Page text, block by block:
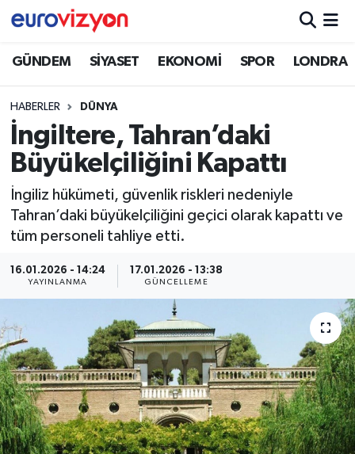
GÜNDEM SİYASET EKONOMİ SPOR LONDRA
HABERLER DÜNYA
İngiltere, Tahran’daki
Büyükelçiliğini Kapattı
İngiliz hükümeti, güvenlik riskleri nedeniyle
Tahran’daki büyükelçiliğini geçici olarak kapattı ve
tüm personeli tahliye etti.
16.01.2026 - 14:24
YAYINLANMA
17.01.2026 - 13:38
GÜNCELLEME